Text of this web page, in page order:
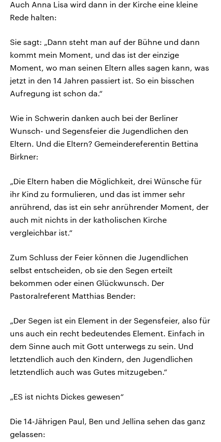
Auch Anna Lisa wird dann in der Kirche eine kleine
Rede halten:
Sie sagt: „Dann steht man auf der Bühne und dann
kommt mein Moment, und das ist der einzige
Moment, wo man seinen Eltern alles sagen kann, was
jetzt in den 14 Jahren passiert ist. So ein bisschen
Aufregung ist schon da.“
Wie in Schwerin danken auch bei der Berliner
Wunsch- und Segensfeier die Jugendlichen den
Eltern. Und die Eltern? Gemeindereferentin Bettina
Birkner:
„Die Eltern haben die Möglichkeit, drei Wünsche für
ihr Kind zu formulieren, und das ist immer sehr
anrührend, das ist ein sehr anrührender Moment, der
auch mit nichts in der katholischen Kirche
vergleichbar ist.“
Zum Schluss der Feier können die Jugendlichen
selbst entscheiden, ob sie den Segen erteilt
bekommen oder einen Glückwunsch. Der
Pastoralreferent Matthias Bender:
„Der Segen ist ein Element in der Segensfeier, also für
uns auch ein recht bedeutendes Element. Einfach in
dem Sinne auch mit Gott unterwegs zu sein. Und
letztendlich auch den Kindern, den Jugendlichen
letztendlich auch was Gutes mitzugeben.“
„ES ist nichts Dickes gewesen“
Die 14-Jährigen Paul, Ben und Jellina sehen das ganz
gelassen: